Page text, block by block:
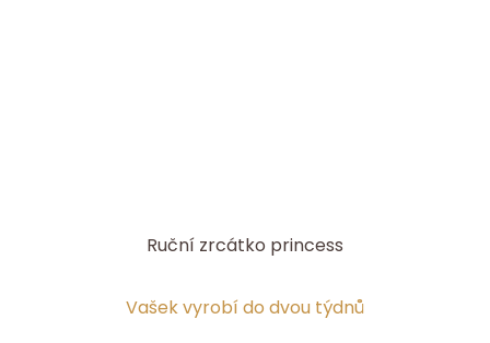
Ruční zrcátko princess
Vašek vyrobí do dvou týdnů